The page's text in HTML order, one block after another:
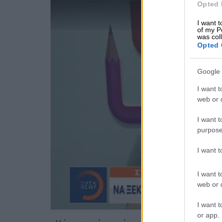
Opted
I want
of my
was
Opted
Google
I want
web or
I want
I want
I want
web or
I want
or app.